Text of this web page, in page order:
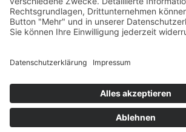
Programmkino.de richtet sich an Film- und
Geschlechts. Zur besseren Lesbarkeit haben wir
auf eine Doppelnennung oder Genderzeichen zu